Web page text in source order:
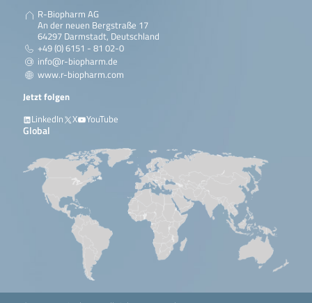
R-Biopharm AG
An der neuen Bergstraße 17
64297 Darmstadt, Deutschland
+49 (0) 6151 - 81 02-0
info@r-biopharm.de
www.r-biopharm.com
Jetzt folgen
LinkedIn
X YouTube
Global